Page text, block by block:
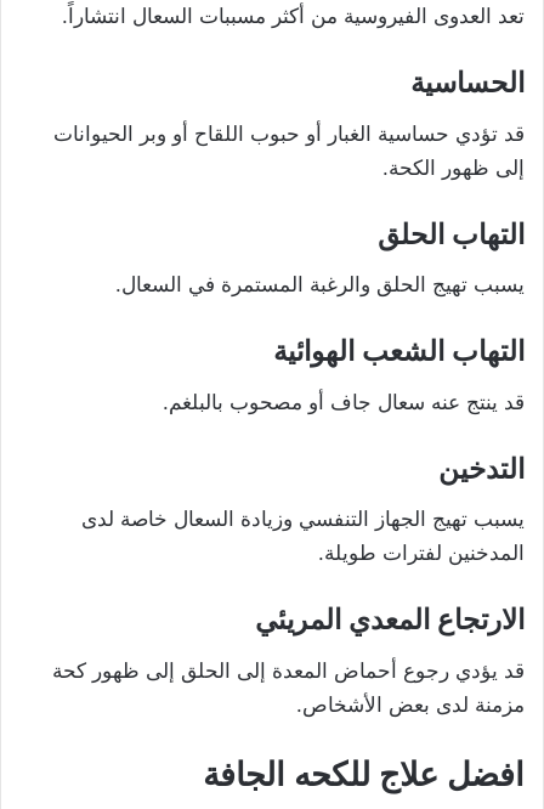
تعد العدوى الفيروسية من أكثر مسببات السعال انتشاراً.
الحساسية
قد تؤدي حساسية الغبار أو حبوب اللقاح أو وبر الحيوانات
إلى ظهور الكحة.
التهاب الحلق
يسبب تهيج الحلق والرغبة المستمرة في السعال.
التهاب الشعب الهوائية
قد ينتج عنه سعال جاف أو مصحوب بالبلغم.
التدخين
يسبب تهيج الجهاز التنفسي وزيادة السعال خاصة لدى
المدخنين لفترات طويلة.
الارتجاع المعدي المريئي
قد يؤدي رجوع أحماض المعدة إلى الحلق إلى ظهور كحة
مزمنة لدى بعض الأشخاص.
افضل علاج للكحه الجافة